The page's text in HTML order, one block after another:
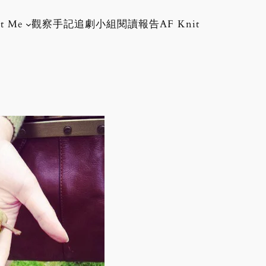
Me 觀察手記追劇小組閱讀報告AF Knit